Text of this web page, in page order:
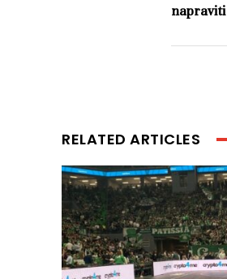
napraviti
RELATED ARTICLES